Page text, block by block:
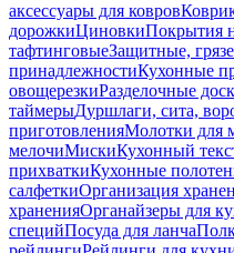
аксессуары для ковров
дорожкиЦиновкиПокрытия
тафтинговыеЗащитные,
принадлежностиКухонные
овощерезкиРазделочные
таймерыДуршлаги, сита,
приготовленияМолотки для
мелочиМискиКухонный
прихваткиКухонные
салфеткиОрганизация
храненияОрганайзеры для
специйПосуда для ланча